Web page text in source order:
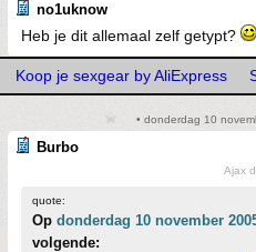
no1uknow
Heb je dit allemaal zelf getypt?
Koop je sexgear by AliExpress
• donderdag 10
Burbo
Ajax
quote:
Op donderdag 10 november
volgende: